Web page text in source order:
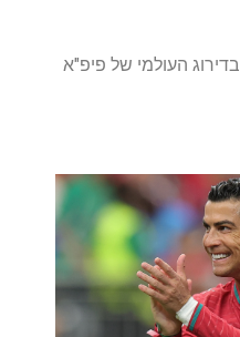
פורטוגל נמצאת כרגע במקום ה-8 בדירוג העולמי של פיפ"א